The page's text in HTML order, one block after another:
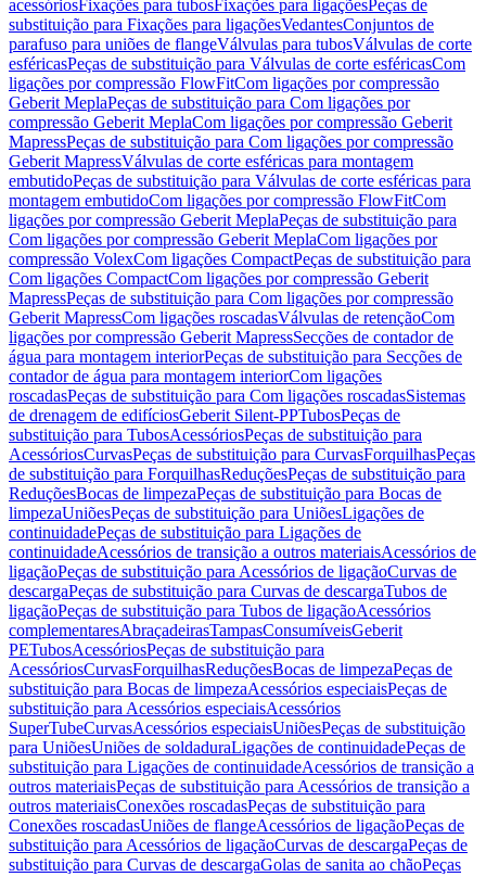
acessóriosFixações para tubosFixações para ligaçõesPeças de
substituição para Fixações para ligaçõesVedantesConjuntos de
parafuso para uniões de flangeVálvulas para tubosVálvulas de corte
esféricasPeças de substituição para Válvulas de corte esféricasCom
ligações por compressão FlowFitCom ligações por compressão
Geberit MeplaPeças de substituição para Com ligações por
compressão Geberit MeplaCom ligações por compressão Geberit
MapressPeças de substituição para Com ligações por compressão
Geberit MapressVálvulas de corte esféricas para montagem
embutidoPeças de substituição para Válvulas de corte esféricas para
montagem embutidoCom ligações por compressão FlowFitCom
ligações por compressão Geberit MeplaPeças de substituição para
Com ligações por compressão Geberit MeplaCom ligações por
compressão VolexCom ligações CompactPeças de substituição para
Com ligações CompactCom ligações por compressão Geberit
MapressPeças de substituição para Com ligações por compressão
Geberit MapressCom ligações roscadasVálvulas de retençãoCom
ligações por compressão Geberit MapressSecções de contador de
água para montagem interiorPeças de substituição para Secções de
contador de água para montagem interiorCom ligações
roscadasPeças de substituição para Com ligações roscadasSistemas
de drenagem de edifíciosGeberit Silent-PPTubosPeças de
substituição para TubosAcessóriosPeças de substituição para
AcessóriosCurvasPeças de substituição para CurvasForquilhasPeças
de substituição para ForquilhasReduçõesPeças de substituição para
ReduçõesBocas de limpezaPeças de substituição para Bocas de
limpezaUniõesPeças de substituição para UniõesLigações de
continuidadePeças de substituição para Ligações de
continuidadeAcessórios de transição a outros materiaisAcessórios de
ligaçãoPeças de substituição para Acessórios de ligaçãoCurvas de
descargaPeças de substituição para Curvas de descargaTubos de
ligaçãoPeças de substituição para Tubos de ligaçãoAcessórios
complementaresAbraçadeirasTampasConsumíveisGeberit
PETubosAcessóriosPeças de substituição para
AcessóriosCurvasForquilhasReduçõesBocas de limpezaPeças de
substituição para Bocas de limpezaAcessórios especiaisPeças de
substituição para Acessórios especiaisAcessórios
SuperTubeCurvasAcessórios especiaisUniõesPeças de substituição
para UniõesUniões de soldaduraLigações de continuidadePeças de
substituição para Ligações de continuidadeAcessórios de transição a
outros materiaisPeças de substituição para Acessórios de transição a
outros materiaisConexões roscadasPeças de substituição para
Conexões roscadasUniões de flangeAcessórios de ligaçãoPeças de
substituição para Acessórios de ligaçãoCurvas de descargaPeças de
substituição para Curvas de descargaGolas de sanita ao chãoPeças